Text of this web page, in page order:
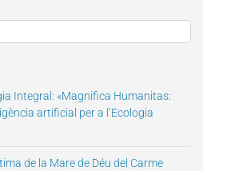
Integral: «Magnifica Humanitas:
artificial per a l’Ecologia
de la Mare de Déu del Carme